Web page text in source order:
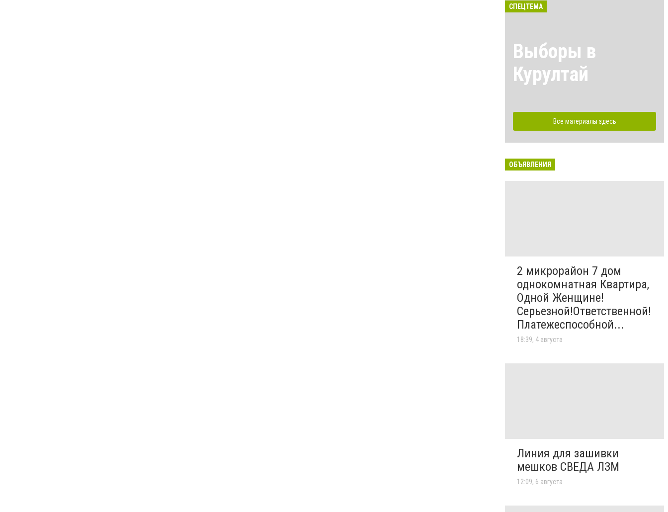
СПЕЦТЕМА
Выборы в
Курултай
Все материалы здесь
ОБЪЯВЛЕНИЯ
2 микрорайон 7 дом
однокомнатная Квартира,
Одной Женщине!
Серьезной!Ответственной!
Платежеспособной...
18:39, 4 августа
Линия для зашивки
мешков СВЕДА ЛЗМ
12:09, 6 августа